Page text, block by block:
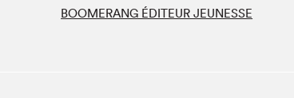
Club de lecture Braindate
BOOMERANG ÉDITEUR JEUNESSE